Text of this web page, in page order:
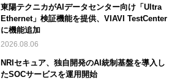
東陽テクニカがAIデータセンター向け「Ultra
Ethernet」検証機能を提供、VIAVI TestCenter
に機能追加
2026.08.06
NRIセキュア、独自開発のAI統制基盤を導入し
たSOCサービスを運用開始